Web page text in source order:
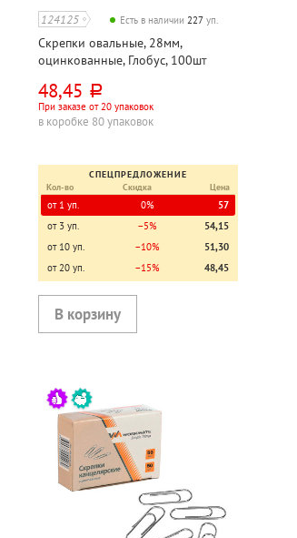
124125 Есть в наличии227 уп.
Скрепки овальные, 28мм,
оцинкованные, Глобус, 100шт
48,45 руб.
При заказе от 20 упаковок
в коробке 80 упаковок
СПЕЦПРЕДЛОЖЕНИЕ
Кол-во
Скидка Цена
от 1 уп. 0%
57
от 3 уп.
−5%
54,15
от 10 уп.
−10%
51,30
от 20 уп.
−15% 48,45